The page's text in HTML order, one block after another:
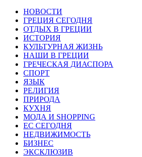
НОВОСТИ
ГРЕЦИЯ СЕГОДНЯ
ОТДЫХ В ГРЕЦИИ
ИСТОРИЯ
КУЛЬТУРНАЯ ЖИЗНЬ
НАШИ В ГРЕЦИИ
ГРЕЧЕСКАЯ ДИАСПОРА
СПОРТ
ЯЗЫК
РЕЛИГИЯ
ПРИРОДА
КУХНЯ
МОДА И SHOPPING
ЕС СЕГОДНЯ
НЕДВИЖИМОСТЬ
БИЗНЕС
ЭКСКЛЮЗИВ